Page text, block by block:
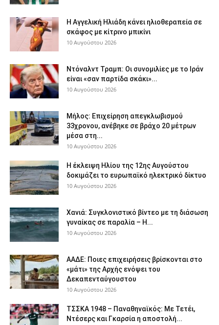
H Αγγελική Ηλιάδη κάνει ηλιοθεραπεία σε
σκάφος με κίτρινο μπικίνι
10 Αυγούστου 2026
Ντόναλντ Τραμπ: Οι συνομιλίες με το Ιράν
είναι «σαν παρτίδα σκάκι»...
10 Αυγούστου 2026
Μήλος: Επιχείρηση απεγκλωβισμού
33χρονου, ανέβηκε σε βράχο 20 μέτρων
μέσα στη...
10 Αυγούστου 2026
Η έκλειψη Ηλίου της 12ης Αυγούστου
δοκιμάζει το ευρωπαϊκό ηλεκτρικό δίκτυο
10 Αυγούστου 2026
Χανιά: Συγκλονιστικό βίντεο με τη διάσωση
γυναίκας σε παραλία – Η...
10 Αυγούστου 2026
ΑΑΔΕ: Ποιες επιχειρήσεις βρίσκονται στο
«μάτι» της Αρχής ενόψει του
Δεκαπενταύγουστου
10 Αυγούστου 2026
ΤΣΣΚΑ 1948 – Παναθηναϊκός: Με Τετέι,
Ντέσερς και Γκαρσία η αποστολή...